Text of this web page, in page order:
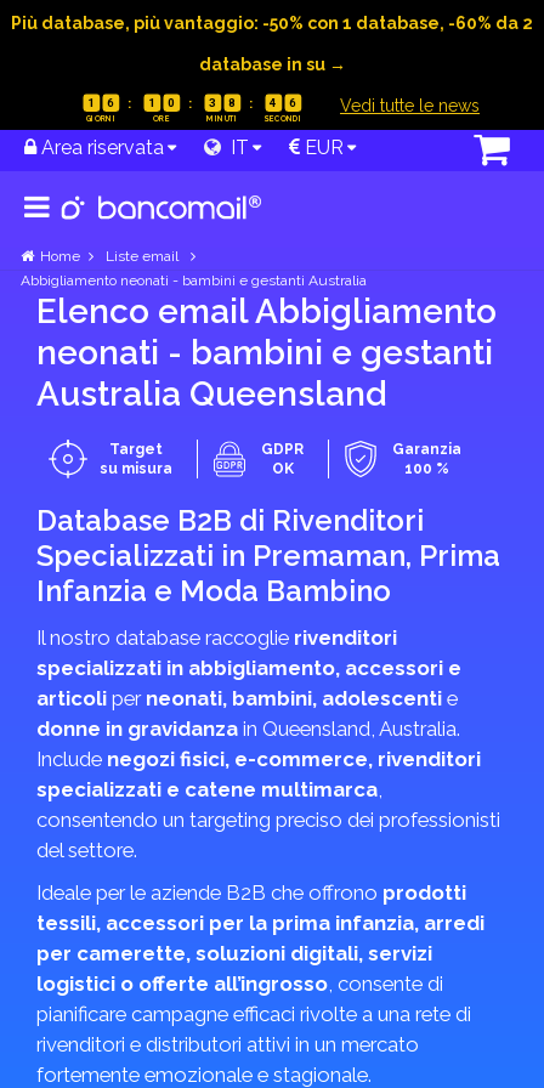
Più database, più vantaggio: -50% con 1 database, -60% da 2
database in su →
1 6 1 0 3 8 4 5 Vedi tutte le news
Area riservata IT EUR
Home
Liste email
Abbigliamento neonati - bambini e gestanti Australia
Elenco email Abbigliamento
neonati - bambini e gestanti
Australia Queensland
Target
su misura
GDPR
OK
Garanzia
100 %
Database B2B di Rivenditori
Specializzati in Premaman, Prima
Infanzia e Moda Bambino
Il nostro database raccoglie rivenditori
specializzati in abbigliamento, accessori e
articoli per neonati, bambini, adolescenti e
donne in gravidanza in Queensland, Australia.
Include negozi fisici, e-commerce, rivenditori
specializzati e catene multimarca,
consentendo un targeting preciso dei professionisti
del settore.
Ideale per le aziende B2B che offrono prodotti
tessili, accessori per la prima infanzia, arredi
per camerette, soluzioni digitali, servizi
logistici o offerte all’ingrosso, consente di
pianificare campagne efficaci rivolte a una rete di
rivenditori e distributori attivi in un mercato
fortemente emozionale e stagionale.